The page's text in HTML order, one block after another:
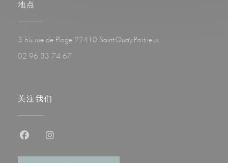
地点
3 bis rue de Plage 22410 Saint-Quay-Portrieux((在新窗口中打开))
02 96 33 74 67
关注我们